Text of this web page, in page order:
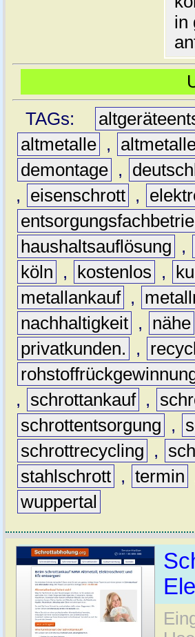
in
TAGs:
altmetalle ,
demontage ,
,
eisenschrott ,
haushaltsauflösung
,
köln
, kostenlos ,
metallankauf ,
nachhaltigkeit , nähe
privatkunden.
,
,
schrottankauf ,
schrottentsorgung
,
schrottrecycling
,
stahlschrott , termin
wuppertal